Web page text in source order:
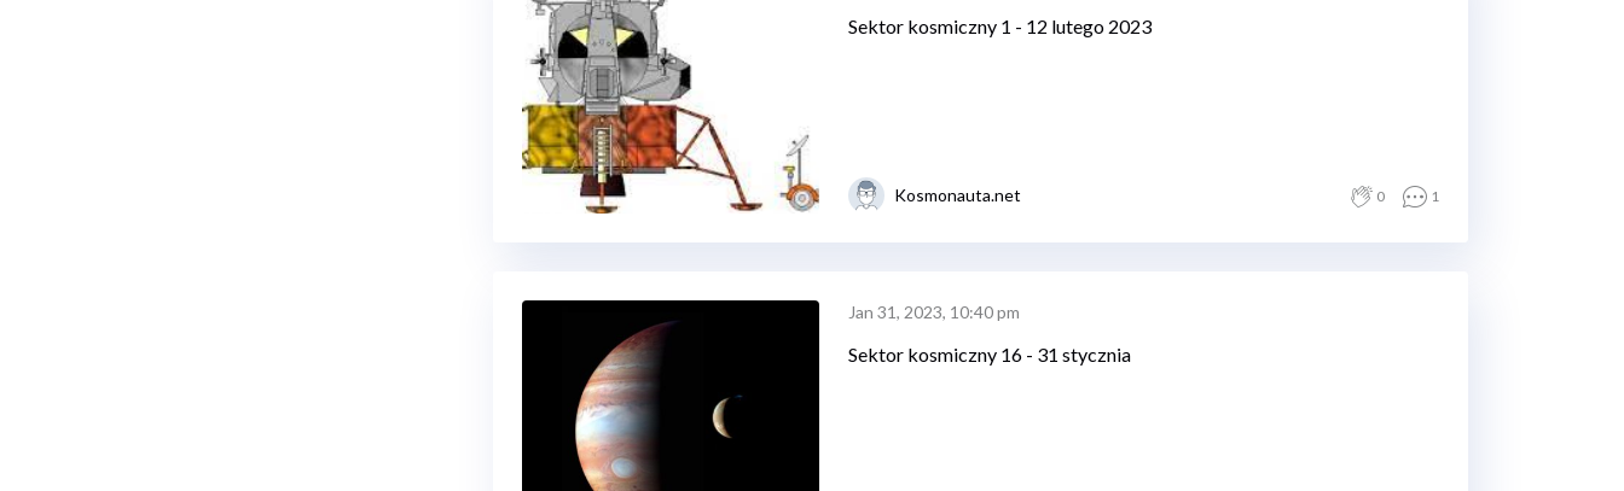
Sektor kosmiczny 1 - 12 lutego 2023
Kosmonauta.net 0 1
Jan 31, 2023, 10:40 pm
Sektor kosmiczny 16 - 31 stycznia